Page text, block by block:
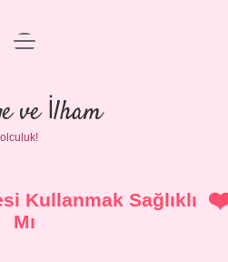
Anasayfa
Politikası
Uyarı
menüyü
ve İlham
Kullanmak Sağlıklı
Mı